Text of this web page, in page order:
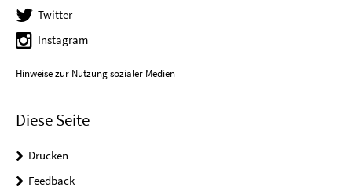
Twitter
Instagram
Hinweise zur Nutzung sozialer Medien
Diese Seite
Drucken
Feedback